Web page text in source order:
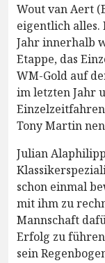
Wout van Aert
eigentlich alles.
Jahr innerhalb
Etappe, das
WM-Gold auf
im letzten Jahr
Tony Martin
Julian
schon einmal
mit ihm zu
Mannschaft
Erfolg zu
sein